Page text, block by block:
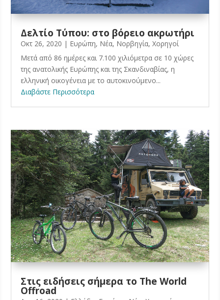
Δελτίο Τύπου: στο βόρειο ακρωτήρι
Οκτ 26, 2020 | Ευρώπη, Νέα, Νορβηγία,Χορηγοί
Μετά από 86 ημέρες και 7.100 χιλιόμετρα σε 10 χώρες
της ανατολικής Ευρώπης και της Σκανδιναβίας, η
ελληνική οικογένεια με το αυτοκινούμενο...
Διαβάστε Περισσότερα
Στις ειδήσεις σήμερα το The World
Offroad